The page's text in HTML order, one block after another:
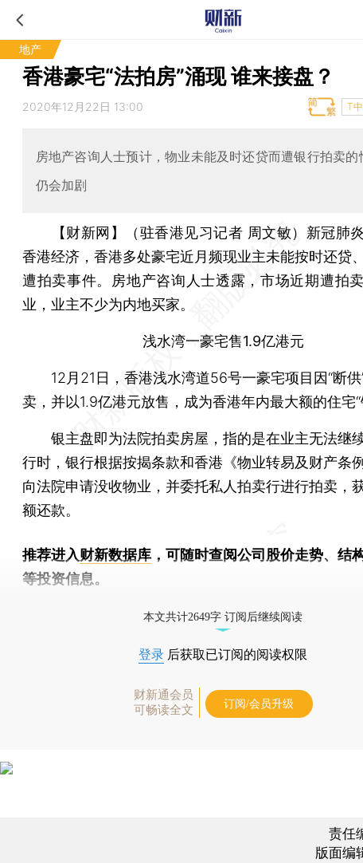
地产
香港豪宅“法拍房”涌现 谁来接盘？
2020年12月22日 13:00 T中
房地产咨询人士预计，物业未能及时还贷而遭银行拍卖的
仍会加剧
【财新网】（驻香港见习记者 周文敏） 新冠肺
香港经济，香港多处豪宅近月频现业主未能按时还贷
遭拍卖事件。房地产咨询人士透露，市场近期遭拍
业，业主不少为内地买家。
浅水湾一豪宅售1.9亿港元
12月21日，香港浅水湾道56号一豪宅项目因“断供
卖，并以1.9亿港元放售，成为香港年内最大额的住宅“
银主盘即为法院拍卖房屋，指的是在业主无法继
行时，银行根据按揭条款和香港《物业转易及财产条
向法院申请没收物业，并委托私人拍卖行进行拍卖，
额还款。
推荐进入财新数据库 ，可随时查阅公司股价走势、结
等投资信息。
本文共计2649字 订阅后继续阅读
登录 后获取已订阅的阅读权限
财新通会员
可畅读全文
订阅/会员升级
责任
版面编